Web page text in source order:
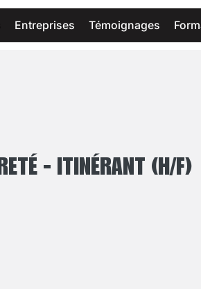
Entreprises Témoignages
- ITINÉRANT (H/F)